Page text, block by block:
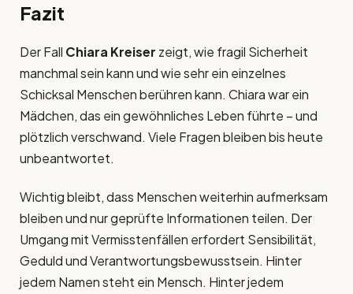
Fazit
Der Fall Chiara Kreiser zeigt, wie fragil Sicherheit
manchmal sein kann und wie sehr ein einzelnes
Schicksal Menschen berühren kann. Chiara war ein
Mädchen, das ein gewöhnliches Leben führte – und
plötzlich verschwand. Viele Fragen bleiben bis heute
unbeantwortet.
Wichtig bleibt, dass Menschen weiterhin aufmerksam
bleiben und nur geprüfte Informationen teilen. Der
Umgang mit Vermisstenfällen erfordert Sensibilität,
Geduld und Verantwortungsbewusstsein. Hinter
jedem Namen steht ein Mensch. Hinter jedem